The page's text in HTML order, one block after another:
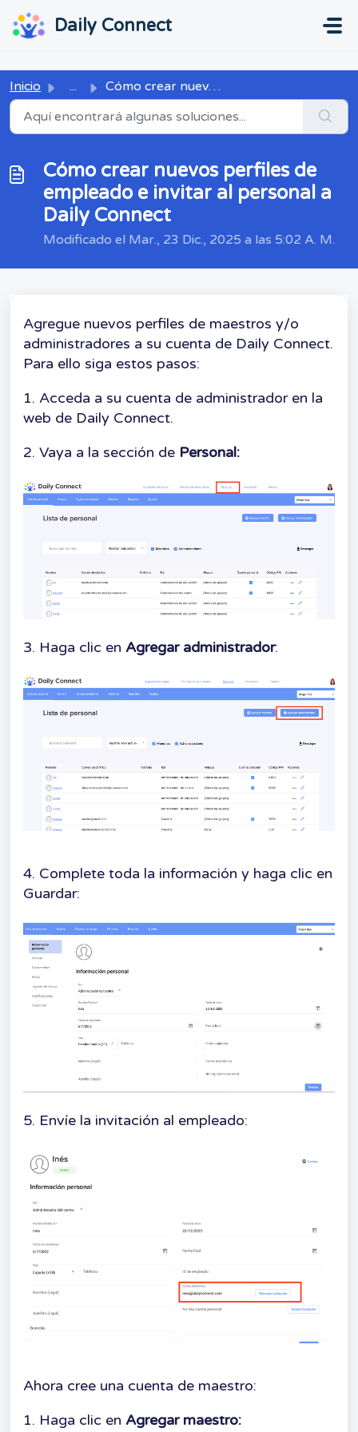
Daily Connect
Inicio ... Cómo crear nuevos perfiles de empleado e invitar al perso...
Cómo crear nuevos perfiles de
empleado e invitar al personal a
Daily Connect
Modificado el Mar., 23 Dic., 2025 a las 5:02 A. M.
Agregue nuevos perfiles de maestros y/o
administradores a su cuenta de Daily Connect.
Para ello siga estos pasos:
1. Acceda a su cuenta de administrador en la
web de Daily Connect.
2. Vaya a la sección de Personal:
3. Haga clic en Agregar administrador:
4. Complete toda la información y haga clic en
Guardar:
5. Envíe la invitación al empleado:
Ahora cree una cuenta de maestro:
1. Haga clic en Agregar maestro: